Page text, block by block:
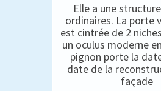
Elle a une
ordinaires. La porte
est cintrée de 2
un oculus moderne
pignon porte la
date de la
façade